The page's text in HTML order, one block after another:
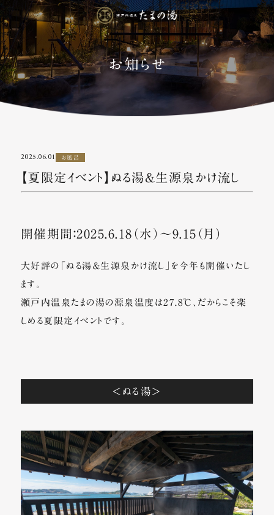
お知らせ
2025.06.01 お風呂
【夏限定イベント】ぬる湯＆生源泉かけ流し
開催期間：2025.6.18（水）～9.15（月）
大好評の「ぬる湯＆生源泉かけ流し」を今年も開催いたし
ます。
瀬戸内温泉たまの湯の源泉温度は27.8℃、だからこそ楽
しめる夏限定イベントです。
＜ぬる湯＞